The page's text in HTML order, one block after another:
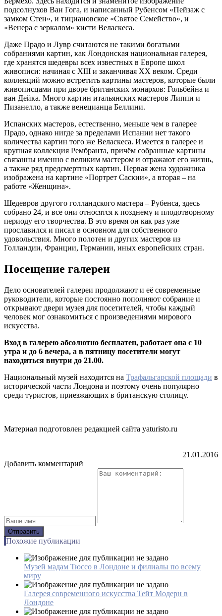
подсолнухов Ван Гога, и написанный Рубенсом «Пейзаж с
замком Стен», и тициановское «Святое Семейство», и
«Венера с зеркалом» кисти Веласкеса.
Даже Прадо и Лувр считаются не такими богатыми
собраниями картин, как Лондонская национальная галерея,
где хранятся шедевры всех известных в Европе школ
живописи: начиная с XIII и заканчивая XX веком. Среди
коллекций можно встретить картины мастеров, которые были
живописцами при дворе британских монархов: Гольбейна и
ван Дейка. Много картин итальянских мастеров Липпи и
Пизанелло, а также венецианца Беллини.
Испанских мастеров, естественно, меньше чем в галерее
Прадо, однако нигде за пределами Испании нет такого
количества картин того же Веласкеса. Имеется в галерее и
крупная коллекция Рембранта, причём собранные картины
связанны именно с великим мастером и отражают его жизнь,
а также ряд предсмертных картин. Первая жена художника
изображена на картине «Портрет Саскии», а вторая – на
работе «Женщина».
Шедевров другого голландского мастера – Рубенса, здесь
собрано 24, и все они относятся к позднему и плодотворному
периоду его творчества. В это время он как раз уже
прославился и писал в основном для собственного
удовольствия. Много полотен и других мастеров из
Голландии, Франции, Германии, иных европейских стран.
Посещение галереи
Дело основателей галереи продолжают и её современные
руководители, которые постоянно пополняют собрание и
открывают двери музея для посетителей, чтобы каждый
человек мог ознакомиться с произведениями мирового
искусства.
Вход в галерею абсолютно бесплатен, работает она с 10
утра и до 6 вечера, а в пятницу посетители могут
находиться внутри до 21.00.
Национальный музей находится на Трафальгарской площади в
исторической части Лондона и поэтому очень популярно
среди туристов, приезжающих в британскую столицу.
Материал подготовлен редакцией сайта yaturisto.ru
21.01.2016
Добавить комментарий
Похожие публикации
Музей мадам Тюссо в Лондоне и филиалы по всему
миру
Галерея современного искусства Тейт Модерн в
Лондоне